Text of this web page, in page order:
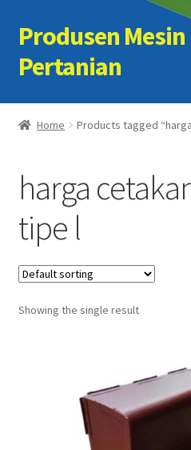
Skip
to
navigation
Skip
to
content
Produsen Mesin
Pertanian
Home
Cart
Checkout
Kontak Kami
My account
Home Products tagged
harga
tipe l
Showing the single result